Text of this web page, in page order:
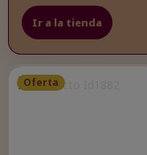
Ir a la tienda
Oferta